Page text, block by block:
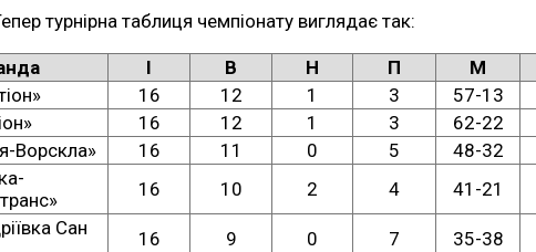
турнірна таблиця чемпіонату виглядає так:
І В Н П М
16 12 1 3 57-13
16 12 1 3 62-22
Ворскла» 16 11 0 5 48-32
16 10 2 4 41-21
Сан
16 9 0 7 35-38